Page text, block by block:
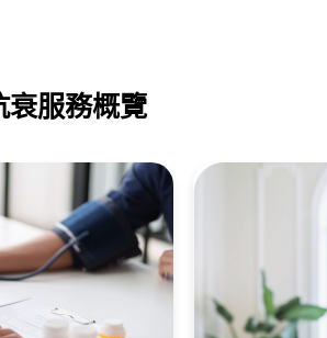
衰服務概覽